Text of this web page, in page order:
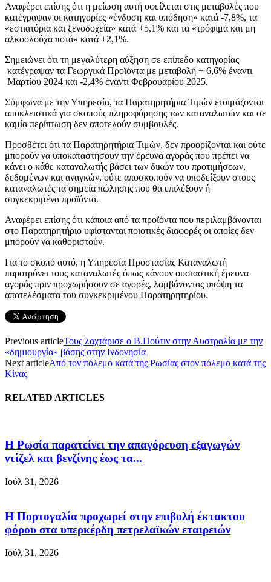
Αναφέρει επίσης ότι η μείωση αυτή οφείλεται στις μεταβολές που
κατέγραψαν οι κατηγορίες «ένδυση και υπόδηση» κατά -7,8%, τα
«εστιατόρια και ξενοδοχεία» κατά +5,1% και τα «τρόφιμα και μη
αλκοολούχα ποτά» κατά +2,1%.
Σημειώνει ότι τη μεγαλύτερη αύξηση σε επίπεδο κατηγορίας
κατέγραψαν τα Γεωργικά Προϊόντα με μεταβολή + 6,6% έναντι
Μαρτίου 2024 και -2,4% έναντι Φεβρουαρίου 2025.
Σύμφωνα με την Υπηρεσία, τα Παρατηρητήρια Τιμών ετοιμάζονται
αποκλειστικά για σκοπούς πληροφόρησης των καταναλωτών και σε
καμία περίπτωση δεν αποτελούν συμβουλές.
Προσθέτει ότι τα Παρατηρητήρια Τιμών, δεν προορίζονται και ούτε
μπορούν να υποκαταστήσουν την έρευνα αγοράς που πρέπει να
κάνει ο κάθε καταναλωτής βάσει των δικών του προτιμήσεων,
δεδομένων και αναγκών, ούτε αποσκοπούν να υποδείξουν στους
καταναλωτές τα σημεία πώλησης που θα επιλέξουν ή
συγκεκριμένα προϊόντα.
Αναφέρει επίσης ότι κάποια από τα προϊόντα που περιλαμβάνονται
στο Παρατηρητήριο υφίστανται ποιοτικές διαφορές οι οποίες δεν
μπορούν να καθοριστούν.
Για το σκοπό αυτό, η Υπηρεσία Προστασίας Καταναλωτή
παροτρύνει τους καταναλωτές όπως κάνουν ουσιαστική έρευνα
αγοράς πριν προχωρήσουν σε αγορές, λαμβάνοντας υπόψη τα
αποτελέσματα του συγκεκριμένου Παρατηρητηρίου.
Previous articleΤους λαχτάρισε ο Β.Πούτιν στην Αυστραλία με την
«δημιουργία» βάσης στην Ινδονησία
Next articleΑπό τον πόλεμο κατά της Ρωσίας στον πόλεμο κατά της
Κίνας
RELATED ARTICLES
Η Ρωσία παρατείνει την απαγόρευση εξαγωγών
ντίζελ και βενζίνης έως τα...
Ιούλ 31, 2026
Η Πορτογαλία προχωρεί στην επιβολή έκτακτου
φόρου στα υπερκέρδη πετρελαϊκών εταιρειών
Ιούλ 31, 2026